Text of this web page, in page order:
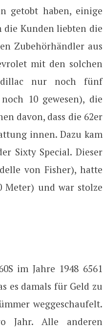
getobt haben, einige
die Kunden liebten die
Zubehörhändler aus
mit den solchen
nur noch fünf
10 gewesen), die
davon, dass die 62er
innen. Dazu kam
Sixty Special. Dieser
von Fisher), hatte
Meter) und war stolze
im Jahre 1948 6561
es damals für Geld zu
weggeschaufelt.
Jahr. Alle anderen